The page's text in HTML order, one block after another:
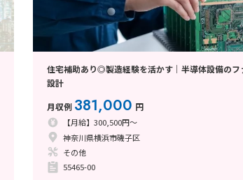
住宅補助あり◎製造経験を活かす｜半導体設備のフ
設計
月収例 381,000 円
【月給】300,500円～
神奈川県横浜市磯子区
その他
55465-00